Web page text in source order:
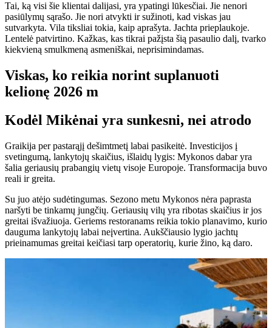
Tai, ką visi šie klientai dalijasi, yra ypatingi lūkesčiai. Jie nenori
pasiūlymų sąrašo. Jie nori atvykti ir sužinoti, kad viskas jau
sutvarkyta. Vila tiksliai tokia, kaip aprašyta. Jachta prieplaukoje.
Lentelė patvirtino. Kažkas, kas tikrai pažįsta šią pasaulio dalį, tvarko
kiekvieną smulkmeną asmeniškai, neprisimindamas.
Viskas, ko reikia norint suplanuoti
kelionę 2026 m
Kodėl Mikėnai yra sunkesni, nei atrodo
Graikija per pastarąjį dešimtmetį labai pasikeitė. Investicijos į
svetingumą, lankytojų skaičius, išlaidų lygis: Mykonos dabar yra
šalia geriausių prabangių vietų visoje Europoje. Transformacija buvo
reali ir greita.
Su juo atėjo sudėtingumas. Sezono metu Mykonos nėra paprasta
naršyti be tinkamų jungčių. Geriausių vilų yra ribotas skaičius ir jos
greitai išvažiuoja. Geriems restoranams reikia tokio planavimo, kurio
dauguma lankytojų labai neįvertina. Aukščiausio lygio jachtų
prieinamumas greitai keičiasi tarp operatorių, kurie žino, ką daro.